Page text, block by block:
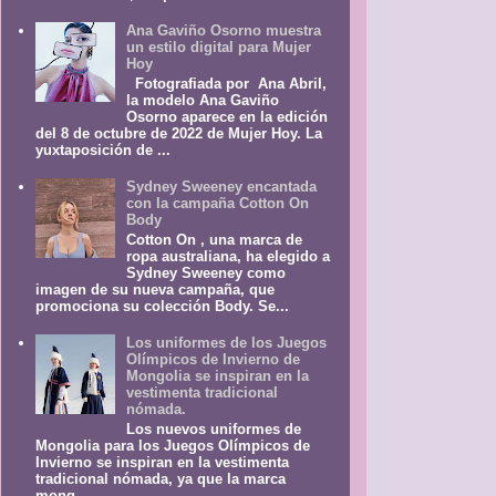
Ana Gaviño Osorno muestra
un estilo digital para Mujer
Hoy
Fotografiada por Ana Abril,
la modelo Ana Gaviño
Osorno aparece en la edición
del 8 de octubre de 2022 de Mujer Hoy. La
yuxtaposición de ...
Sydney Sweeney encantada
con la campaña Cotton On
Body
Cotton On , una marca de
ropa australiana, ha elegido a
Sydney Sweeney como
imagen de su nueva campaña, que
promociona su colección Body. Se...
Los uniformes de los Juegos
Olímpicos de Invierno de
Mongolia se inspiran en la
vestimenta tradicional
nómada.
Los nuevos uniformes de
Mongolia para los Juegos Olímpicos de
Invierno se inspiran en la vestimenta
tradicional nómada, ya que la marca